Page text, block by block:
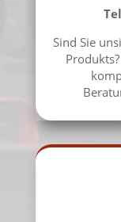
Sind Sie